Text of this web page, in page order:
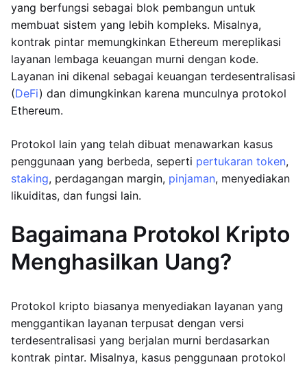
yang berfungsi sebagai blok pembangun untuk
membuat sistem yang lebih kompleks. Misalnya,
kontrak pintar memungkinkan Ethereum mereplikasi
layanan lembaga keuangan murni dengan kode.
Layanan ini dikenal sebagai keuangan terdesentralisasi
(DeFi) dan dimungkinkan karena munculnya protokol
Ethereum.
Protokol lain yang telah dibuat menawarkan kasus
penggunaan yang berbeda, seperti pertukaran token,
staking, perdagangan margin, pinjaman, menyediakan
likuiditas, dan fungsi lain.
Bagaimana Protokol Kripto
Menghasilkan Uang?
Protokol kripto biasanya menyediakan layanan yang
menggantikan layanan terpusat dengan versi
terdesentralisasi yang berjalan murni berdasarkan
kontrak pintar. Misalnya, kasus penggunaan protokol